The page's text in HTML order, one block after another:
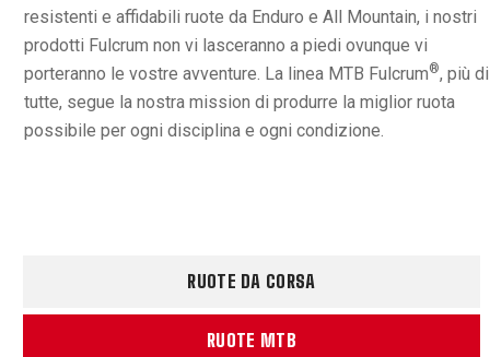
resistenti e affidabili ruote da Enduro e All Mountain, i nostri
prodotti Fulcrum non vi lasceranno a piedi ovunque vi
porteranno le vostre avventure. La linea MTB Fulcrum®, più di
tutte, segue la nostra mission di produrre la miglior ruota
possibile per ogni disciplina e ogni condizione.
RUOTE DA CORSA
RUOTE MTB